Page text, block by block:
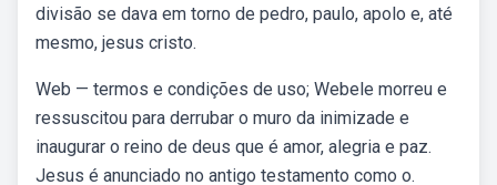
divisão se dava em torno de pedro, paulo, apolo e, até
mesmo, jesus cristo.
Web — termos e condições de uso; Webele morreu e
ressuscitou para derrubar o muro da inimizade e
inaugurar o reino de deus que é amor, alegria e paz.
Jesus é anunciado no antigo testamento como o.